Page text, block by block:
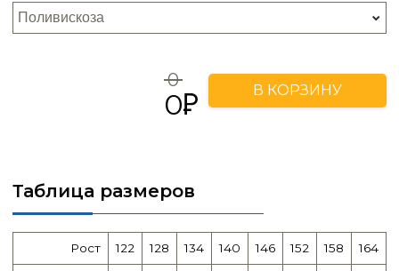
0
0 В КОРЗИНУ
Таблица размеров
Рост 122 128 134 140 146 152 158 164